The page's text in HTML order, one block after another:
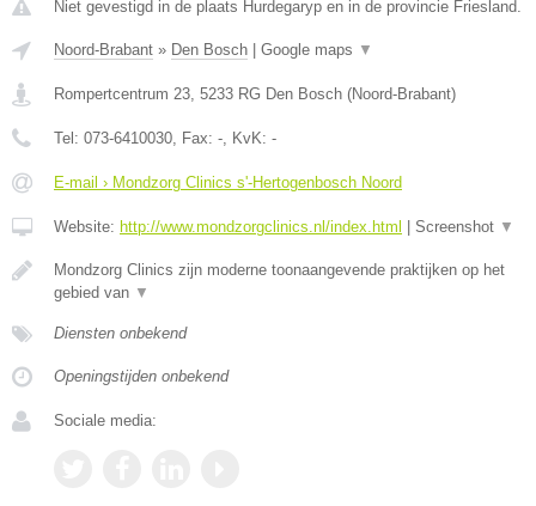
Niet gevestigd in de plaats Hurdegaryp en in de provincie Friesland.
Noord-Brabant » Den Bosch Google maps ▼
Rompertcentrum 23, 5233 RG Den Bosch (Noord-Brabant)
Tel: 073-6410030, Fax: -, KvK: -
E-mail › Mondzorg Clinics s'-Hertogenbosch Noord
Website: http://www.mondzorgclinics.nl/index.html Screenshot ▼
Mondzorg Clinics zijn moderne toonaangevende praktijken op het
gebied van ▼
Diensten onbekend
Openingstijden onbekend
Sociale media: